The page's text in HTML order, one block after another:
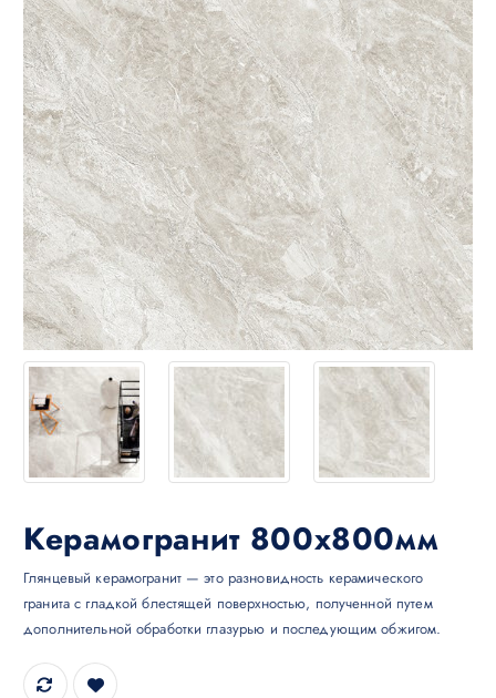
Керамогранит 800х800мм
Глянцевый керамогранит — это разновидность керамического
гранита с гладкой блестящей поверхностью, полученной путем
дополнительной обработки глазурью и последующим обжигом.